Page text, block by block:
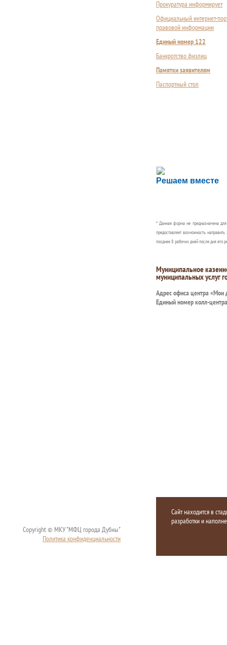
Прокуратура информирует
Официальный интернет-
правовой информации
Единый номер 122
Банкротство физлиц
Памятки заявителям
Паспортный стол
Решаем вместе
Сложности с
Сообщите об этом
* Данная форма не предназначена
предоставляет возможность
позднее 8 рабочих дней после дня его
Муниципальное
муниципальных услуг
Адрес офиса центра «Мои
Единый номер колл-
Copyright © МКУ "МФЦ города Дубны"
Политика конфиденциальности
Сайт находится в
разработки и